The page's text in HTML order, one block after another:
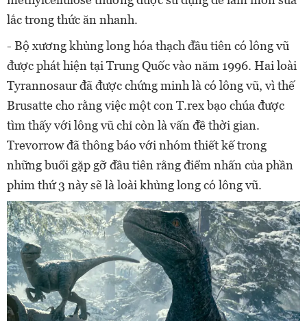
lắc trong thức ăn nhanh.
- Bộ xương khủng long hóa thạch đầu tiên có lông vũ
được phát hiện tại Trung Quốc vào năm 1996. Hai loài
Tyrannosaur đã được chứng minh là có lông vũ, vì thế
Brusatte cho rằng việc một con T.rex bạo chúa được
tìm thấy với lông vũ chỉ còn là vấn đề thời gian.
Trevorrow đã thông báo với nhóm thiết kế trong
những buổi gặp gỡ đầu tiên rằng điểm nhấn của phần
phim thứ 3 này sẽ là loài khủng long có lông vũ.